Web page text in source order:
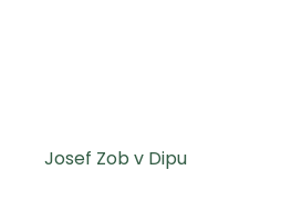
Josef Zob v Dipu